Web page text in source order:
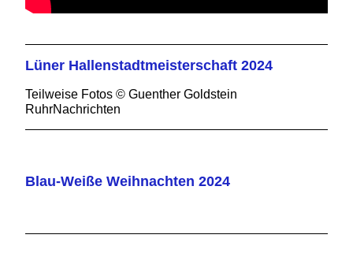
Lüner Hallenstadtmeisterschaft 2024
Teilweise Fotos © Guenther Goldstein
RuhrNachrichten
Blau-Weiße Weihnachten 2024